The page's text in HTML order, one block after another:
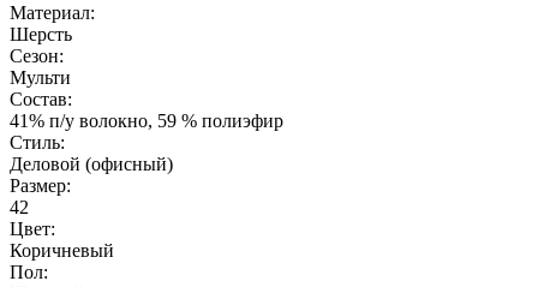
Материал:
Шерсть
Сезон:
Мульти
Состав:
41% п/у волокно, 59 % полиэфир
Стиль:
Деловой (офисный)
Размер:
42
Цвет:
Коричневый
Пол: